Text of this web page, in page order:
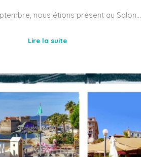
nous étions présent au Salon…
Lire la suite